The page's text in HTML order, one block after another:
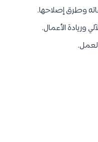
وطرق إصلاحها.
وريادة الأعمال.